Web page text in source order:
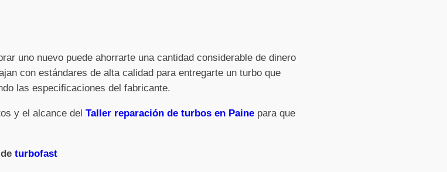
uno nuevo puede ahorrarte una cantidad considerable de dinero
con estándares de alta calidad para entregarte un turbo que
las especificaciones del fabricante.
y el alcance del Taller reparación de turbos en Paine para que
turbofast